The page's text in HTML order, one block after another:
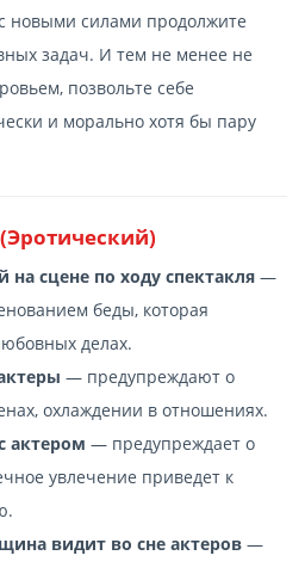
новыми силами продолжите
задач. И тем не менее не
позвольте себе
и морально хотя бы пару
сцене по ходу спектакля —
беды, которая
делах.
— предупреждают о
охлаждении в отношениях.
актером — предупреждает о
увлечение приведет к
видит во сне актеров —